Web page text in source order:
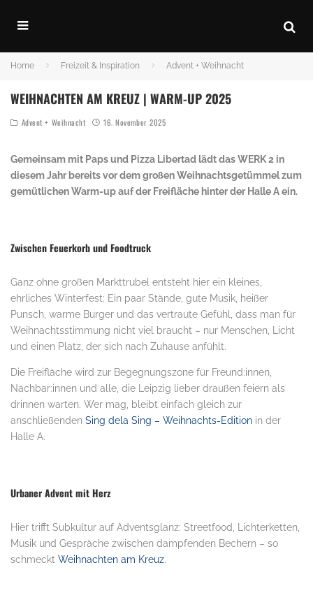
Home Freizeit & Inspiration Advent + Weihnacht
WEIHNACHTEN AM KREUZ | WARM-UP 2025
Advent + Weihnacht 16. November 2025
Gemeinsam mit Paps und Pizza Libertad lädt das WERK 2 in
diesem Jahr bereits vor dem großen Weihnachtsgetümmel zum
gemütlichen Warm-up auf der Freifläche hinter der Halle A ein.
Zwischen Feuerkorb und Foodtruck
Ganz ohne großen Markttrubel entsteht hier ein kleines,
ehrliches Winterfest: Ein paar Stände, gute Musik, heißer
Punsch, warme Burger und das vertraute Gefühl, dass man für
Weihnachtsstimmung nicht viel braucht – nur Menschen, Licht
und einen Platz, der sich nach Zuhause anfühlt.
Die Freifläche wird zur Begegnungszone für Freund:innen,
Nachbar:innen und alle, die Leipzig lieber draußen feiern als
drinnen warten. Wer mag, bleibt einfach gleich zur
anschließenden Sing dela Sing – Weihnachts-Edition in der
Halle A.
Urbaner Advent mit Herz
Hier trifft Subkultur auf Adventsglanz: Streetfood, Lichterketten,
Musik und Gespräche zwischen dampfenden Bechern – so
schmeckt Weihnachten am Kreuz.